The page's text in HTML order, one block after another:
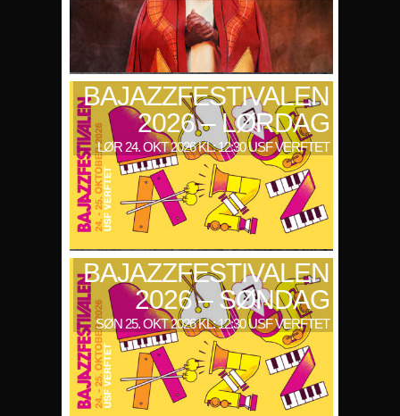
BAJAZZFESTIVALEN
2026 – LØRDAG
LØR 24. OKT 2026 KL: 12:30 USF VERFTET
BAJAZZFESTIVALEN
2026 – SØNDAG
SØN 25. OKT 2026 KL: 12:30 USF VERFTET